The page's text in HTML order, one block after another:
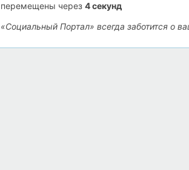
перемещены через 4секунд
«Социальный Портал» всегда заботится о